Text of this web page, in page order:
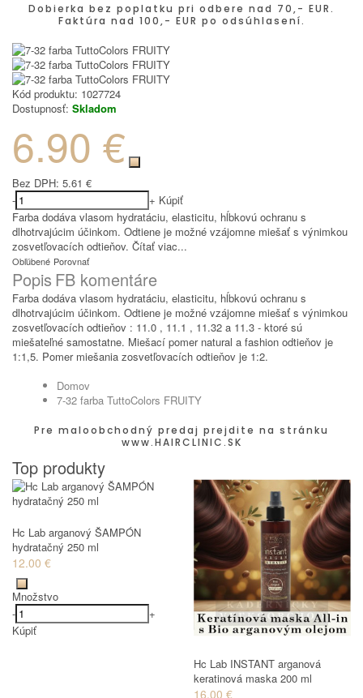
Dobierka bez poplatku pri odbere nad 70,- EUR.
Faktúra nad 100,- EUR po odsúhlasení.
Kód produktu: 1027724
Dostupnosť: Skladom
6.90 €
Bez DPH: 5.61 €
-
+ Kúpiť
Farba dodáva vlasom hydratáciu, elasticitu, hĺbkovú ochranu s
dlhotrvajúcim účinkom. Odtiene je možné vzájomne miešať s výnimkou
zosvetľovacích odtieňov. Čítať viac...
Obľúbené Porovnať
Popis FB komentáre
Farba dodáva vlasom hydratáciu, elasticitu, hĺbkovú ochranu s
dlhotrvajúcim účinkom. Odtiene je možné vzájomne miešať s výnimkou
zosvetľovacích odtieňov : 11.0 , 11.1 , 11.32 a 11.3 - ktoré sú
miešateľné samostatne. Miešací pomer natural a fashion odtieňov je
1:1,5. Pomer miešania zosvetľovacích odtieňov je 1:2.
Domov
7-32 farba TuttoColors FRUITY
Pre maloobchodný predaj prejdite na stránku
www.HAIRCLINIC.SK
Top produkty
Hc Lab arganový ŠAMPÓN
hydratačný 250 ml
12.00 €
Množstvo
-
+
Kúpiť
Hc Lab INSTANT arganová
keratinová maska 200 ml
16.00 €